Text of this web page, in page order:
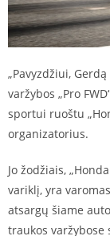
„Pavyzdžiui,
varžybos „Pro
sportui ruoštu
organizatorius.
Jo žodžiais,
variklį, yra
atsargų šiame
traukos varžybose